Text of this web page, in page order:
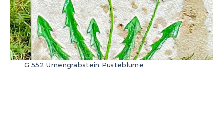
G 552 Urnengrabstein Pusteblume